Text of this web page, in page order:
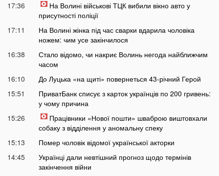
17:36
На Волині військові ТЦК вибили вікно авто у
присутності поліції
17:11
На Волині жінка під час сварки вдарила чоловіка
ножем: чим усе закінчилося
16:38
Стало відомо, чи накриє Волинь негода найближчим
часом
16:10
До Луцька «на щиті» повернеться 43-річний Герой
15:51
ПриватБанк списує з карток українців по 200 гривень:
у чому причина
15:26
Працівники «Нової пошти» шваброю виштовхали
собаку з відділення у аномальну спеку
15:13
Помер чоловік відомої української акторки
14:45
Українці дали невтішний прогноз щодо термінів
закінчення війни